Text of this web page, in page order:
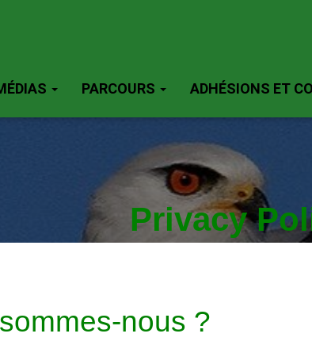
PARCOURS ADHÉSIONS ET
Privacy
nous ?